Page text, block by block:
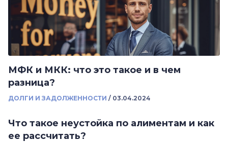
МФК и МКК: что это такое и в чем
разница?
ДОЛГИ И ЗАДОЛЖЕННОСТИ / 03.04.2024
Что такое неустойка по алиментам и как
ее рассчитать?